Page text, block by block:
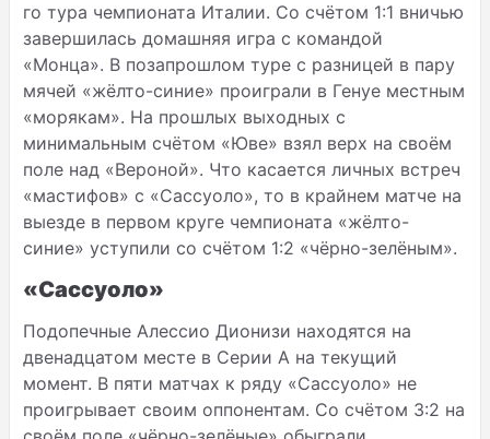
го тура чемпионата Италии. Со счётом 1:1 вничью
завершилась домашняя игра с командой
«Монца». В позапрошлом туре с разницей в пару
мячей «жёлто-синие» проиграли в Генуе местным
«морякам». На прошлых выходных с
минимальным счётом «Юве» взял верх на своём
поле над «Вероной». Что касается личных встреч
«мастифов» с «Сассуоло», то в крайнем матче на
выезде в первом круге чемпионата «жёлто-
синие» уступили со счётом 1:2 «чёрно-зелёным».
«Сассуоло»
Подопечные Алессио Дионизи находятся на
двенадцатом месте в Серии A на текущий
момент. В пяти матчах к ряду «Сассуоло» не
проигрывает своим оппонентам. Со счётом 3:2 на